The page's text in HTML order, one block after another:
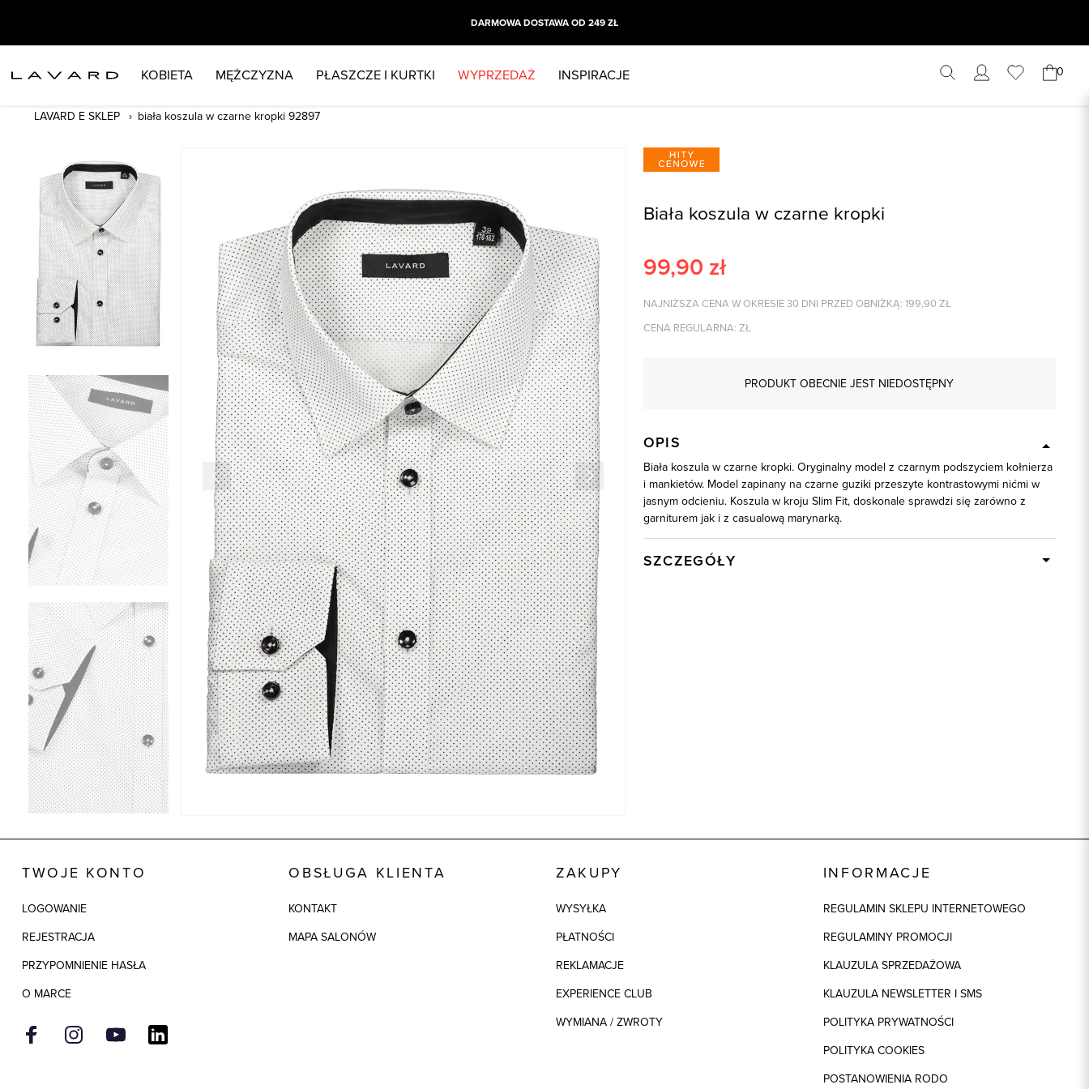
DARMOWA DOSTAWA OD 249 ZŁ
KOBIETA MĘŻCZYZNA PŁASZCZE I KURTKI WYPRZEDAŻ INSPIRACJE 0
LAVARD E SKLEP biała koszula w czarne kropki 92897
Biała koszula w czarne kropki
99,90 zł
NAJNIŻSZA CENA W OKRESIE 30 DNI PRZED OBNIŻKĄ: 199,90 ZŁ
CENA REGULARNA: ZŁ
PRODUKT OBECNIE JEST NIEDOSTĘPNY
OPIS
Biała koszula w czarne kropki. Oryginalny model z czarnym podszyciem kołnierza
i mankietów. Model zapinany na czarne guziki przeszyte kontrastowymi nićmi w
jasnym odcieniu. Koszula w kroju Slim Fit, doskonale sprawdzi się zarówno z
garniturem jak i z casualową marynarką.
SZCZEGÓŁY
TWOJE KONTO
LOGOWANIE
REJESTRACJA
PRZYPOMNIENIE HASŁA
O MARCE
OBSŁUGA KLIENTA
KONTAKT
MAPA SALONÓW
ZAKUPY
WYSYŁKA
PŁATNOŚCI
REKLAMACJE
EXPERIENCE CLUB
WYMIANA / ZWROTY
INFORMACJE
REGULAMIN SKLEPU INTERNETOWEGO
REGULAMINY PROMOCJI
KLAUZULA SPRZEDAŻOWA
KLAUZULA NEWSLETTER I SMS
POLITYKA PRYWATNOŚCI
POLITYKA COOKIES
POSTANOWIENIA RODO